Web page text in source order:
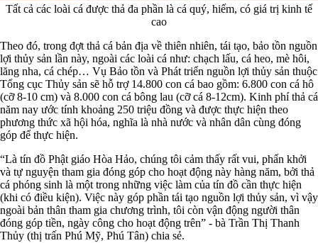
Tất cả các loài cá được thả đa phần là cá quý, hiếm, có giá trị kinh tế
cao
Theo đó, trong đợt thả cá bản địa về thiên nhiên, tái tạo, bảo tồn nguồn
lợi thủy sản lần này, ngoài các loài cá như: chạch lấu, cá heo, mè hôi,
lăng nha, cá chép… Vụ Bảo tồn và Phát triển nguồn lợi thủy sản thuộc
Tổng cục Thủy sản sẽ hỗ trợ 14.800 con cá bao gồm: 6.800 con cá hô
(cỡ 8-10 cm) và 8.000 con cá bông lau (cỡ cá 8-12cm). Kinh phí thả cá
năm nay ước tính khoảng 250 triệu đồng và được thực hiện theo
phương thức xã hội hóa, nghĩa là nhà nước và nhân dân cùng đóng
góp để thực hiện.
“Là tín đồ Phật giáo Hòa Hảo, chúng tôi cảm thấy rất vui, phấn khởi
và tự nguyện tham gia đóng góp cho hoạt động này hàng năm, bởi thả
cá phóng sinh là một trong những việc làm của tín đồ cần thực hiện
(khi có điều kiện). Việc này góp phần tái tạo nguồn lợi thủy sản, vì vậy
ngoài bản thân tham gia chương trình, tôi còn vận động người thân
đóng góp tiền, ngày công cho hoạt động trên” - bà Trần Thị Thanh
Thủy (thị trấn Phú Mỹ, Phú Tân) chia sẻ.